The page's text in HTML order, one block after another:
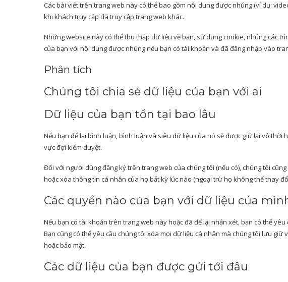
Các bài viết trên trang web này có thể bao gồm nội dung được nhúng (ví dụ:
khi khách truy cập đã truy cập trang web khác.
Những website này có thể thu thập dữ liệu về bạn, sử dụng cookie, nhúng các
của bạn với nội dung được nhúng nếu bạn có tài khoản và đã đăng nhập vào
Phân tích
Chúng tôi chia sẻ dữ liệu của bạn với ai
Dữ liệu của bạn tồn tại bao lâu
Nếu bạn để lại bình luận, bình luận và siêu dữ liệu của nó sẽ được giữ lại vô
vực đợi kiểm duyệt.
Đối với người dùng đăng ký trên trang web của chúng tôi (nếu có), chúng tôi
hoặc xóa thông tin cá nhân của họ bất kỳ lúc nào (ngoại trừ họ không thể thay
Các quyền nào của bạn với dữ liệu của
Nếu bạn có tài khoản trên trang web này hoặc đã để lại nhận xét, bạn có thể
Bạn cũng có thể yêu cầu chúng tôi xóa mọi dữ liệu cá nhân mà chúng tôi lưu
hoặc bảo mật.
Các dữ liệu của bạn được gửi tới đâu